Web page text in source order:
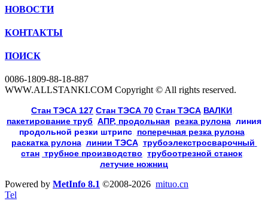
НОВОСТИ
КОНТАКТЫ
ПОИСК
0086-1809-88-18-887
WWW.ALLSTANKI.COM Copyright © All rights reserved.
Cтан ТЭСА 127 Cтан ТЭСА 70 Cтан ТЭСА ВАЛКИ
пакетирование труб АПР, продольная резка рулона линия
продольной резки штрипс, поперечная резка рулона
раскатка рулона, линии ТЭСА, трубоэлекстросварочный
стан трубное производство трубоотрезной станок
летучие ножниц
Powered by MetInfo 8.1 ©2008-2026 mituo.cn
Tel